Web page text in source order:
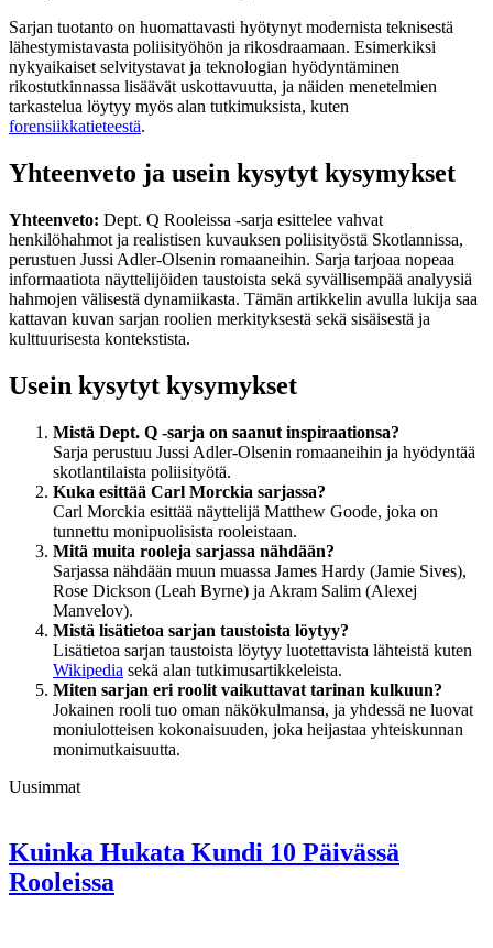
Sarjan tuotanto on huomattavasti hyötynyt modernista teknisestä
lähestymistavasta poliisityöhön ja rikosdraamaan. Esimerkiksi
nykyaikaiset selvitystavat ja teknologian hyödyntäminen
rikostutkinnassa lisäävät uskottavuutta, ja näiden menetelmien
tarkastelua löytyy myös alan tutkimuksista, kuten
forensiikkatieteestä.
Yhteenveto ja usein kysytyt kysymykset
Yhteenveto: Dept. Q Rooleissa -sarja esittelee vahvat
henkilöhahmot ja realistisen kuvauksen poliisityöstä Skotlannissa,
perustuen Jussi Adler-Olsenin romaaneihin. Sarja tarjoaa nopeaa
informaatiota näyttelijöiden taustoista sekä syvällisempää analyysiä
hahmojen välisestä dynamiikasta. Tämän artikkelin avulla lukija saa
kattavan kuvan sarjan roolien merkityksestä sekä sisäisestä ja
kulttuurisesta kontekstista.
Usein kysytyt kysymykset
Mistä Dept. Q -sarja on saanut inspiraationsa?
Sarja perustuu Jussi Adler-Olsenin romaaneihin ja hyödyntää
skotlantilaista poliisityötä.
Kuka esittää Carl Morckia sarjassa?
Carl Morckia esittää näyttelijä Matthew Goode, joka on
tunnettu monipuolisista rooleistaan.
Mitä muita rooleja sarjassa nähdään?
Sarjassa nähdään muun muassa James Hardy (Jamie Sives),
Rose Dickson (Leah Byrne) ja Akram Salim (Alexej
Manvelov).
Mistä lisätietoa sarjan taustoista löytyy?
Lisätietoa sarjan taustoista löytyy luotettavista lähteistä kuten
Wikipedia sekä alan tutkimusartikkeleista.
Miten sarjan eri roolit vaikuttavat tarinan kulkuun?
Jokainen rooli tuo oman näkökulmansa, ja yhdessä ne luovat
moniulotteisen kokonaisuuden, joka heijastaa yhteiskunnan
monimutkaisuutta.
Uusimmat
Kuinka Hukata Kundi 10 Päivässä
Rooleissa